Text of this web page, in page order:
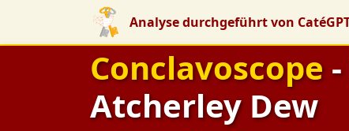
Analyse durchgeführt von
Conclavoscope-
Atcherley Dew